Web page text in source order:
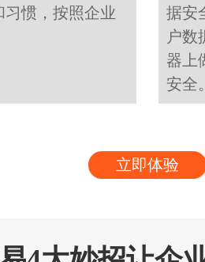
惯，按照企业
据安
户数
器上
安全
立即体验